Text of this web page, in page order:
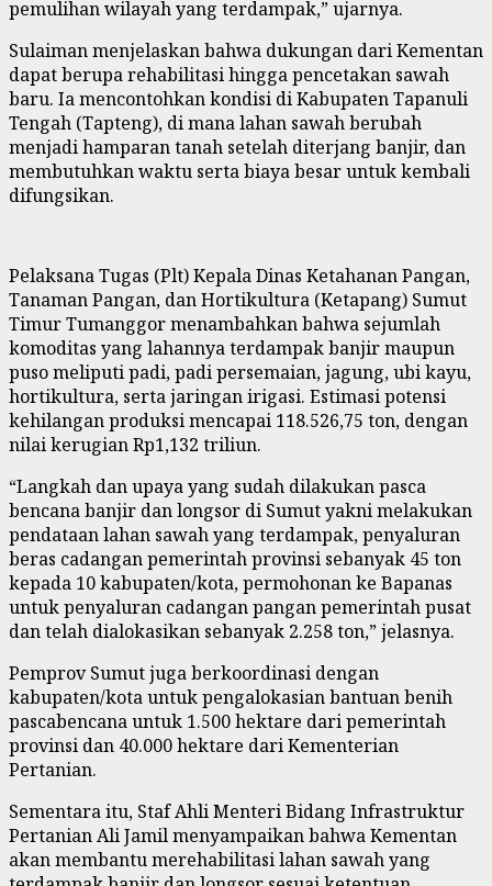
pemulihan wilayah yang terdampak,” ujarnya.
Sulaiman menjelaskan bahwa dukungan dari Kementan
dapat berupa rehabilitasi hingga pencetakan sawah
baru. Ia mencontohkan kondisi di Kabupaten Tapanuli
Tengah (Tapteng), di mana lahan sawah berubah
menjadi hamparan tanah setelah diterjang banjir, dan
membutuhkan waktu serta biaya besar untuk kembali
difungsikan.
Pelaksana Tugas (Plt) Kepala Dinas Ketahanan Pangan,
Tanaman Pangan, dan Hortikultura (Ketapang) Sumut
Timur Tumanggor menambahkan bahwa sejumlah
komoditas yang lahannya terdampak banjir maupun
puso meliputi padi, padi persemaian, jagung, ubi kayu,
hortikultura, serta jaringan irigasi. Estimasi potensi
kehilangan produksi mencapai 118.526,75 ton, dengan
nilai kerugian Rp1,132 triliun.
“Langkah dan upaya yang sudah dilakukan pasca
bencana banjir dan longsor di Sumut yakni melakukan
pendataan lahan sawah yang terdampak, penyaluran
beras cadangan pemerintah provinsi sebanyak 45 ton
kepada 10 kabupaten/kota, permohonan ke Bapanas
untuk penyaluran cadangan pangan pemerintah pusat
dan telah dialokasikan sebanyak 2.258 ton,” jelasnya.
Pemprov Sumut juga berkoordinasi dengan
kabupaten/kota untuk pengalokasian bantuan benih
pascabencana untuk 1.500 hektare dari pemerintah
provinsi dan 40.000 hektare dari Kementerian
Pertanian.
Sementara itu, Staf Ahli Menteri Bidang Infrastruktur
Pertanian Ali Jamil menyampaikan bahwa Kementan
akan membantu merehabilitasi lahan sawah yang